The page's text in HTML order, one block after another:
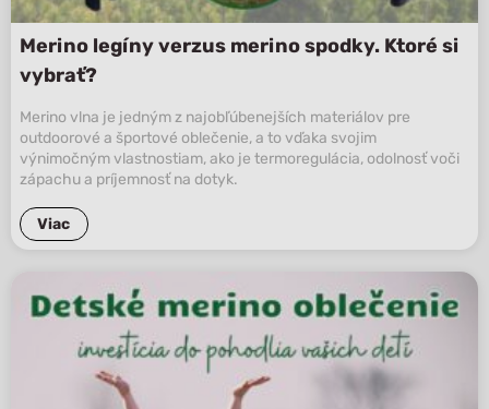
Merino legíny verzus merino spodky. Ktoré si
vybrať?
Merino vlna je jedným z najobľúbenejších materiálov pre
outdoorové a športové oblečenie, a to vďaka svojim
výnimočným vlastnostiam, ako je termoregulácia, odolnosť voči
zápachu a príjemnosť na dotyk.
Viac